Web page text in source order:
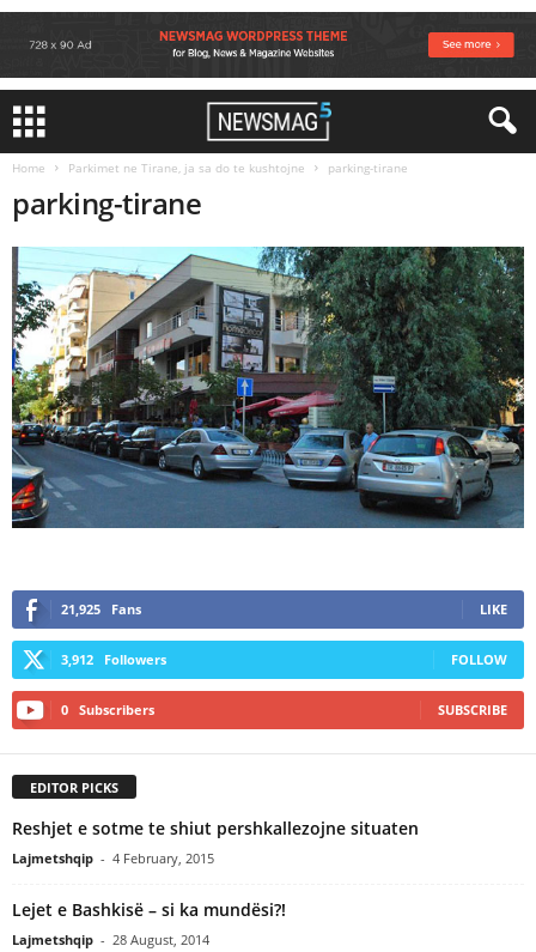
Home Parkimet ne Tirane, ja sa do te kushtojne parking-tirane
parking-tirane
21,925 Fans LIKE
3,912 Followers FOLLOW
0 Subscribers SUBSCRIBE
EDITOR PICKS
Reshjet e sotme te shiut pershkallezojne situaten
Lajmetshqip - 4 February, 2015
Lejet e Bashkisë – si ka mundësi?!
Lajmetshqip - 28 August, 2014